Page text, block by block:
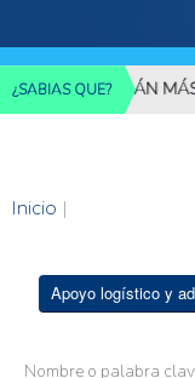
¿SABIAS QUE?
REQUERIRÁN MÁS
Inicio |
Apoyo logístico y
Nombre o palabra